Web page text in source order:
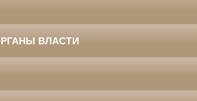
ВЛАСТИ